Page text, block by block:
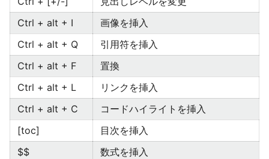
Ctrl + alt + I
画像を挿入
Ctrl + alt + Q
引用符を挿入
Ctrl + alt + F
置換
Ctrl + alt + L
リンクを挿入
Ctrl + alt + C
コードハイライトを挿入
[toc]
目次を挿入
$$
数式を挿入